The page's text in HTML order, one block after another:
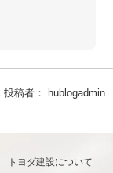
投稿者： hublogadmin
トヨダ建設について